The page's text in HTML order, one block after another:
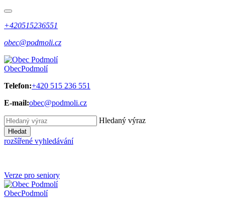
+420515236551
obec@podmoli.cz
ObecPodmolí
Telefon:+420 515 236 551
E-mail:obec@podmoli.cz
Hledaný výraz
Hledat
rozšířené vyhledávání
Verze pro seniory
ObecPodmolí